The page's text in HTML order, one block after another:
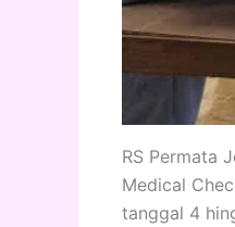
RS Permata
Medical
tanggal 4